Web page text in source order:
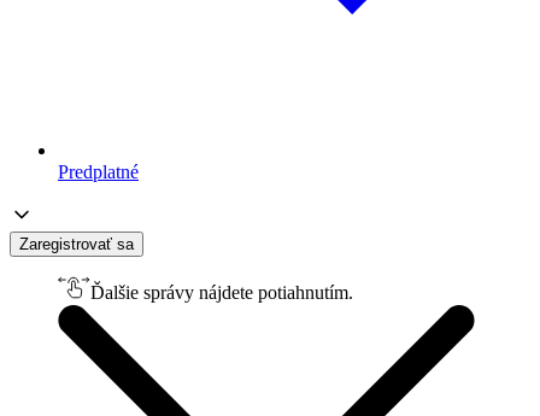
Predplatné
Zaregistrovať sa
Ďalšie správy nájdete potiahnutím.